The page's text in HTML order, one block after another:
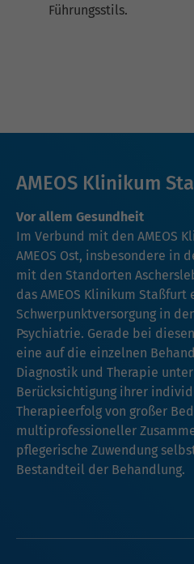
Führungsstils.
AMEOS Klinikum
Vor allem Gesundheit
Im Verbund mit den AMEOS
AMEOS Ost, insbesondere in
mit den Standorten
das AMEOS Klinikum Staßfurt
Schwerpunktversorgung in
Psychiatrie. Gerade bei
eine auf die einzelnen
Diagnostik und Therapie
Berücksichtigung ihrer
Therapieerfolg von großer
multiprofessioneller
pflegerische Zuwendung
Bestandteil der Behandlung.